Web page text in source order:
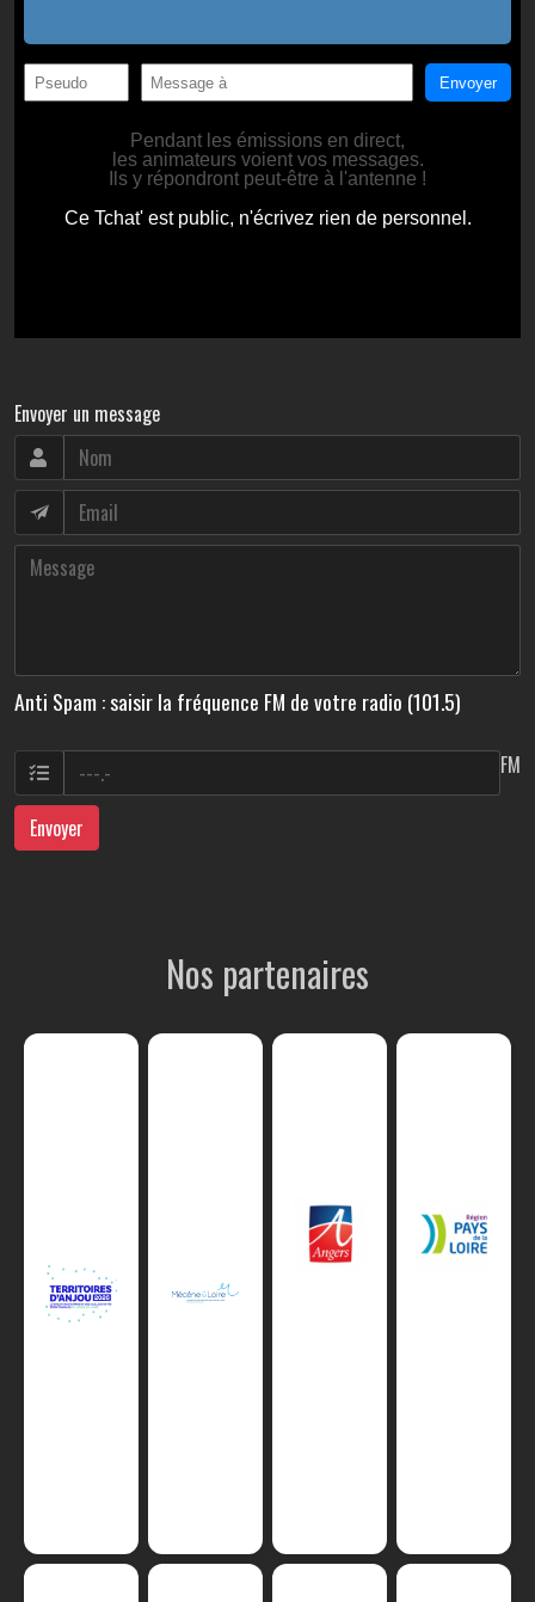
Envoyer un message
Anti Spam : saisir la fréquence FM de votre radio (101.5)
FM
Envoyer
Nos partenaires